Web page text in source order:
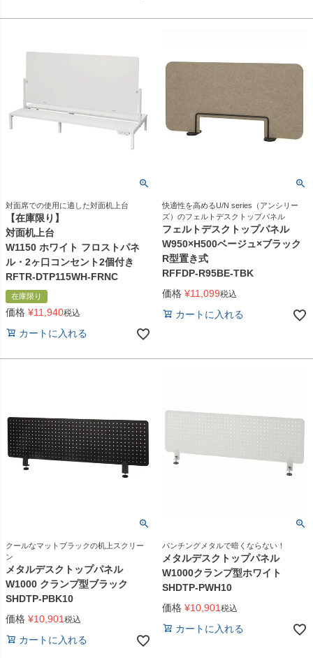
対面席での使用に適した対面机上台
【在庫限り】
対面机上台
W1150 ホワイト フロストパネ
ル・2ヶ口コンセント2個付き
RFTR-DTP115WH-FRNC
在庫限り
価格 ¥11,940税込
カートに入れる
快適性を高めるU/N series（アンシリー
ズ）のフェルトデスクトップパネル
フェルトデスクトップパネル
W950×H500ベージュ×ブラック
R型置き式
RFFDP-R95BE-TBK
価格 ¥11,099税込
カートに入れる
クールなマットブラックの机上スクリー
ン
メタルデスクトップパネル
W1000 クランプ型ブラック
SHDTP-PBK10
価格 ¥10,901税込
カートに入れる
パンチングメタルで暗くならない！
メタルデスクトップパネル
W1000クランプ型ホワイト
SHDTP-PWH10
価格 ¥10,901税込
カートに入れる